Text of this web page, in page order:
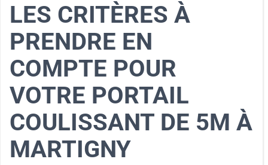
LES CRITÈRES À
PRENDRE EN
COMPTE POUR
VOTRE PORTAIL
COULISSANT DE 5M À
MARTIGNY